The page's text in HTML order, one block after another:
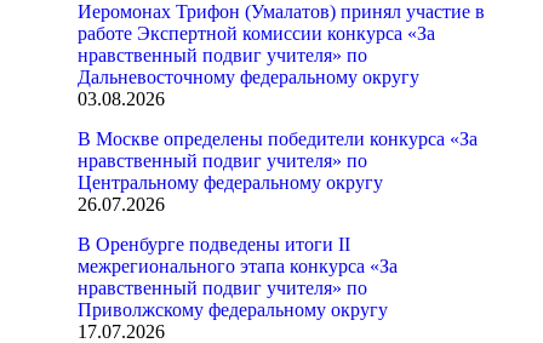
Иеромонах Трифон (Умалатов) принял участие в
работе Экспертной комиссии конкурса «За
нравственный подвиг учителя» по
Дальневосточному федеральному округу
03.08.2026
В Москве определены победители конкурса «За
нравственный подвиг учителя» по
Центральному федеральному округу
26.07.2026
В Оренбурге подведены итоги II
межрегионального этапа конкурса «За
нравственный подвиг учителя» по
Приволжскому федеральному округу
17.07.2026